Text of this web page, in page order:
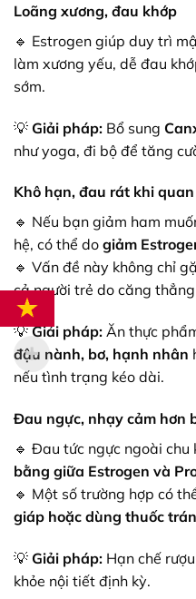
Loãng xương, đau khớp
🔹 Estrogen giúp duy trì
làm xương yếu, dễ đau
sớm.
💡 Giải pháp: Bổ sung
như yoga, đi bộ để tăng
Khô hạn, đau rát khi
🔹 Nếu bạn giảm ham
hệ, có thể do giảm
🔹 Vấn đề này không chỉ
cả người trẻ do căng
💡Giải pháp: Ăn thực
đậu nành, bơ, hạnh nhân
nếu tình trạng kéo dài.
Đau ngực, nhạy cảm hơn
🔹 Đau tức ngực ngoài chu
bằng giữa Estrogen và
🔹 Một số trường hợp có
giáp hoặc dùng thuốc
💡 Giải pháp: Hạn chế
khỏe nội tiết định kỳ.